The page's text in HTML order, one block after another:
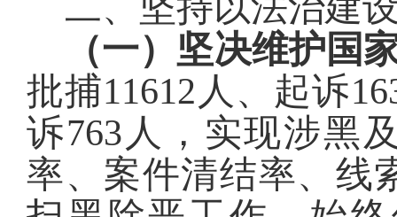
（一） 坚决维护国
批捕11612 人、起诉
诉763 人，实现涉黑
率、案件清结率、线